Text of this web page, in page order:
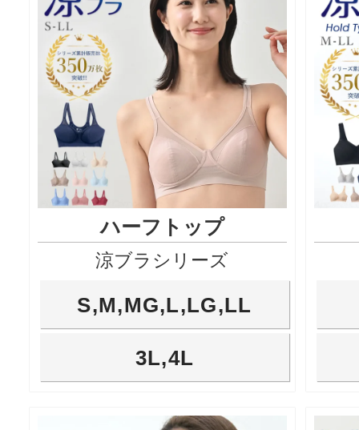
ハーフトップ
涼ブラシリーズ
S,M,MG,L,LG,LL
3L,4L